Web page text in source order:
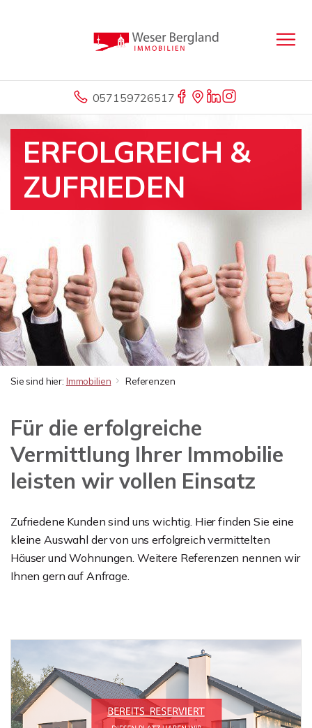
057159726517
ERFOLGREICH &
ZUFRIEDEN
Sie sind hier: Immobilien Referenzen
Für die erfolgreiche
Vermittlung Ihrer Immobilie
leisten wir vollen Einsatz
Zufriedene Kunden sind uns wichtig. Hier finden Sie eine
kleine Auswahl der von uns erfolgreich vermittelten
Häuser und Wohnungen. Weitere Referenzen nennen wir
Ihnen gern auf Anfrage.